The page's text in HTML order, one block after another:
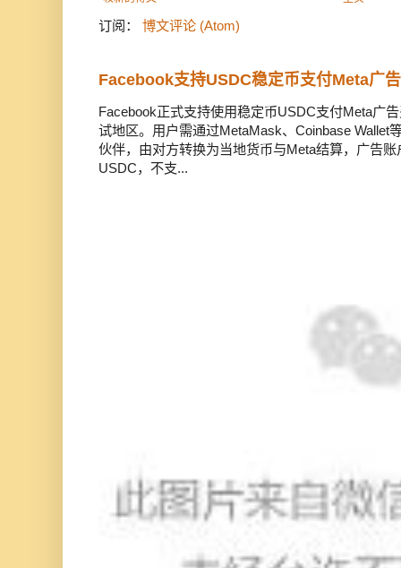
订阅： 博文评论 (Atom)
Facebook支持USDC稳定币支付Meta广
Facebook正式支持使用稳定币USDC支付Meta广
试地区。用户需通过MetaMask、Coinbase Wallet
伙伴，由对方转换为当地货币与Meta结算，广告
USDC，不支...